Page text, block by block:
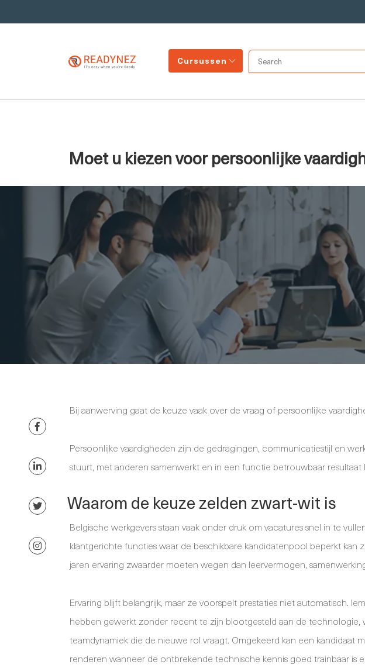
Cursussen
Moet u kiezen voor persoonlijke
Bij aanwerving gaat de keuze vaak over de vraag of persoonlijke
Persoonlijke vaardigheden zijn de gedragingen, communicatiestijl en
stuurt, met anderen samenwerkt en in een functie betrouwbaar resultaat
Waarom de keuze zelden zwart-wit is
Belgische werkgevers staan vaak onder druk om vacatures snel in te
klantgerichte functies waar de beschikbare kandidatenpool beperkt kan
jaren ervaring zwaarder moeten wegen dan leervermogen,
Ervaring blijft belangrijk, maar ze voorspelt prestaties niet automatisch.
hebben gewerkt zonder recent te zijn blootgesteld aan de technologie,
teamdynamiek die de nieuwe rol vraagt. Omgekeerd kan een kandidaat
renderen wanneer de ontbrekende technische kennis goed trainbaar is